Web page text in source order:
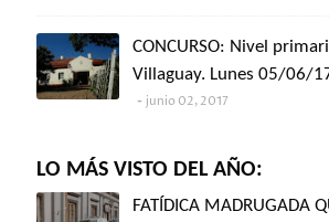
CONCURSO: Nivel
Villaguay. Lunes 05/06/
junio 02, 2017
LO MÁS VISTO DEL AÑO:
FATÍDICA MADRUGADA